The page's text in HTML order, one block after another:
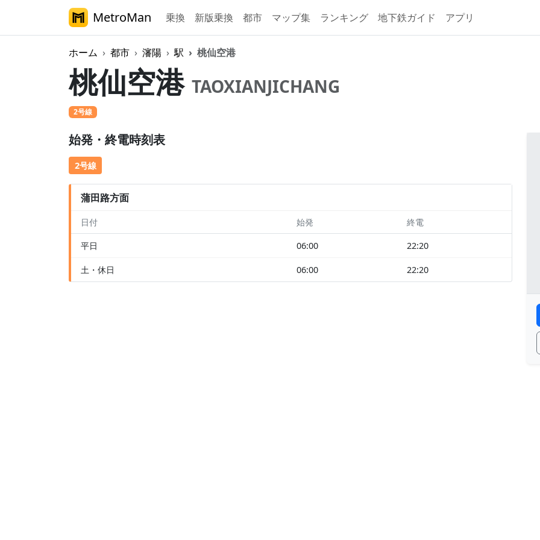
MetroMan 乗換 新版乗換 都市 マップ集 ランキング 地下鉄ガイド アプリ
ホーム 都市 瀋陽 駅 桃仙空港
桃仙空港 TAOXIANJICHANG
2号線
始発・終電時刻表
2号線
蒲田路方面
日付 始発 終電
平日 06:00 22:20
土・休日 06:00 22:20